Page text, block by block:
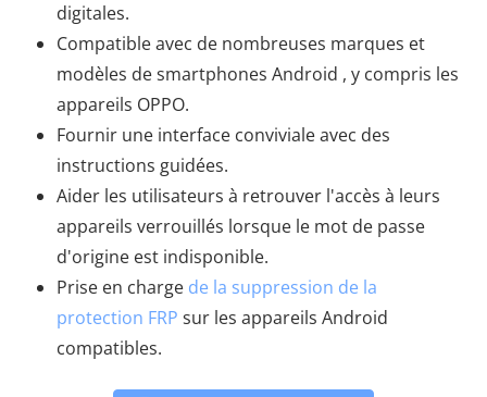
digitales.
Compatible avec de nombreuses marques et
modèles de smartphones Android , y compris les
appareils OPPO.
Fournir une interface conviviale avec des
instructions guidées.
Aider les utilisateurs à retrouver l'accès à leurs
appareils verrouillés lorsque le mot de passe
d'origine est indisponible.
Prise en charge de la suppression de la
protection FRP sur les appareils Android
compatibles.